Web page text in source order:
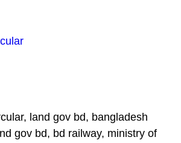
land gov bd, bangladesh
gov bd, bd railway, ministry of